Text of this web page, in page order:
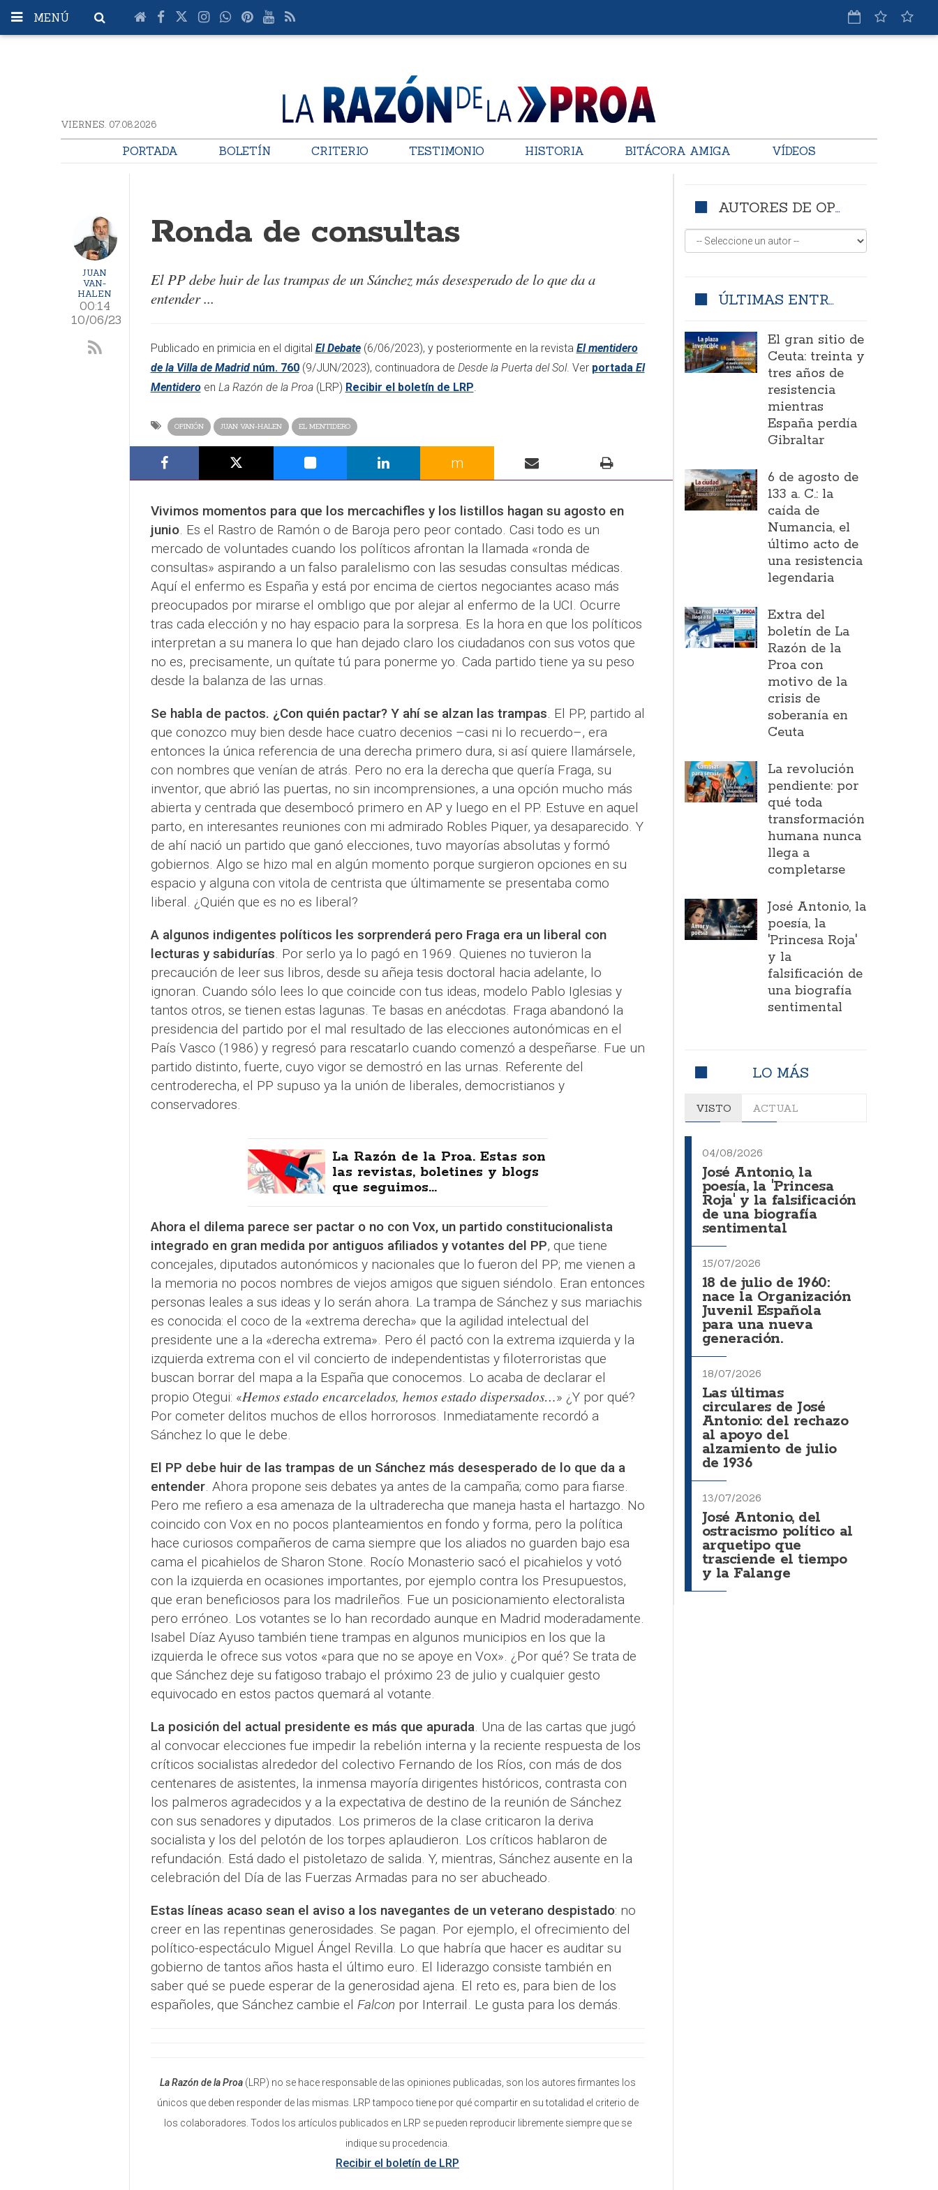
MENÚ
VIERNES. 07.08.2026
PORTADA BOLETÍN CRITERIO TESTIMONIO HISTORIA BITÁCORA AMIGA VÍDEOS
JUAN
VAN-
HALEN
00:14
10/06/23
Ronda de consultas
El PP debe huir de las trampas de un Sánchez más desesperado de lo que da a
entender ...
​​Publicado en primicia en el digital El Debate(6/06/2023), y posteriormente en la revista El mentidero
de la Villa de Madridnúm. 760(9/JUN/2023), continuadora de Desde la Puerta del Sol. Ver portada El
Mentideroen La Razón de la Proa(LRP) Recibir el boletín de LRP.​
OPINIÓN JUAN VAN-HALEN EL MENTIDERO
m
Vivimos momentos para que los mercachifles y los listillos hagan su agosto en
junio. Es el Rastro de Ramón o de Baroja pero peor contado. Casi todo es un
mercado de voluntades cuando los políticos afrontan la llamada «ronda de
consultas» aspirando a un falso paralelismo con las sesudas consultas médicas.
Aquí el enfermo es España y está por encima de ciertos negociantes acaso más
preocupados por mirarse el ombligo que por alejar al enfermo de la UCI. Ocurre
tras cada elección y no hay espacio para la sorpresa. Es la hora en que los políticos
interpretan a su manera lo que han dejado claro los ciudadanos con sus votos que
no es, precisamente, un quítate tú para ponerme yo. Cada partido tiene ya su peso
desde la balanza de las urnas.
Se habla de pactos. ¿Con quién pactar? Y ahí se alzan las trampas. El PP, partido al
que conozco muy bien desde hace cuatro decenios –casi ni lo recuerdo–, era
entonces la única referencia de una derecha primero dura, si así quiere llamársele,
con nombres que venían de atrás. Pero no era la derecha que quería Fraga, su
inventor, que abrió las puertas, no sin incomprensiones, a una opción mucho más
abierta y centrada que desembocó primero en AP y luego en el PP. Estuve en aquel
parto, en interesantes reuniones con mi admirado Robles Piquer, ya desaparecido. Y
de ahí nació un partido que ganó elecciones, tuvo mayorías absolutas y formó
gobiernos. Algo se hizo mal en algún momento porque surgieron opciones en su
espacio y alguna con vitola de centrista que últimamente se presentaba como
liberal. ¿Quién que es no es liberal?
A algunos indigentes políticos les sorprenderá pero Fraga era un liberal con
lecturas y sabidurías. Por serlo ya lo pagó en 1969. Quienes no tuvieron la
precaución de leer sus libros, desde su añeja tesis doctoral hacia adelante, lo
ignoran. Cuando sólo lees lo que coincide con tus ideas, modelo Pablo Iglesias y
tantos otros, se tienen estas lagunas. Te basas en anécdotas. Fraga abandonó la
presidencia del partido por el mal resultado de las elecciones autonómicas en el
País Vasco (1986) y regresó para rescatarlo cuando comenzó a despeñarse. Fue un
partido distinto, fuerte, cuyo vigor se demostró en las urnas. Referente del
centroderecha, el PP supuso ya la unión de liberales, democristianos y
conservadores.
La Razón de la Proa. Estas son
las revistas, boletines y blogs
que seguimos...
Ahora el dilema parece ser pactar o no con Vox, un partido constitucionalista
integrado en gran medida por antiguos afiliados y votantes del PP, que tiene
concejales, diputados autonómicos y nacionales que lo fueron del PP; me vienen a
la memoria no pocos nombres de viejos amigos que siguen siéndolo. Eran entonces
personas leales a sus ideas y lo serán ahora. La trampa de Sánchez y sus mariachis
es conocida: el coco de la «extrema derecha» que la agilidad intelectual del
presidente une a la «derecha extrema». Pero él pactó con la extrema izquierda y la
izquierda extrema con el vil concierto de independentistas y filoterroristas que
buscan borrar del mapa a la España que conocemos. Lo acaba de declarar el
propio Otegui: «Hemos estado encarcelados, hemos estado dispersados…» ¿Y por qué?
Por cometer delitos muchos de ellos horrorosos. Inmediatamente recordó a
Sánchez lo que le debe.
El PP debe huir de las trampas de un Sánchez más desesperado de lo que da a
entender. Ahora propone seis debates ya antes de la campaña; como para fiarse.
Pero me refiero a esa amenaza de la ultraderecha que maneja hasta el hartazgo. No
coincido con Vox en no pocos planteamientos en fondo y forma, pero la política
hace curiosos compañeros de cama siempre que los aliados no guarden bajo esa
cama el picahielos de Sharon Stone. Rocío Monasterio sacó el picahielos y votó
con la izquierda en ocasiones importantes, por ejemplo contra los Presupuestos,
que eran beneficiosos para los madrileños. Fue un posicionamiento electoralista
pero erróneo. Los votantes se lo han recordado aunque en Madrid moderadamente.
Isabel Díaz Ayuso también tiene trampas en algunos municipios en los que la
izquierda le ofrece sus votos «para que no se apoye en Vox». ¿Por qué? Se trata de
que Sánchez deje su fatigoso trabajo el próximo 23 de julio y cualquier gesto
equivocado en estos pactos quemará al votante.
La posición del actual presidente es más que apurada. Una de las cartas que jugó
al convocar elecciones fue impedir la rebelión interna y la reciente respuesta de los
críticos socialistas alrededor del colectivo Fernando de los Ríos, con más de dos
centenares de asistentes, la inmensa mayoría dirigentes históricos, contrasta con
los palmeros agradecidos y a la expectativa de destino de la reunión de Sánchez
con sus senadores y diputados. Los primeros de la clase criticaron la deriva
socialista y los del pelotón de los torpes aplaudieron. Los críticos hablaron de
refundación. Está dado el pistoletazo de salida. Y, mientras, Sánchez ausente en la
celebración del Día de las Fuerzas Armadas para no ser abucheado.
Estas líneas acaso sean el aviso a los navegantes de un veterano despistado: no
creer en las repentinas generosidades. Se pagan. Por ejemplo, el ofrecimiento del
político-espectáculo Miguel Ángel Revilla. Lo que habría que hacer es auditar su
gobierno de tantos años hasta el último euro. El liderazgo consiste también en
saber qué se puede esperar de la generosidad ajena. El reto es, para bien de los
españoles, que Sánchez cambie el Falcon por Interrail. Le gusta para los demás.
La Razón de la Proa(LRP) no se hace responsable de las opiniones publicadas, son los autores firmantes los
únicos que deben responder de las mismas. LRP tampoco tiene por qué compartir en su totalidad el criterio de
los colaboradores. Todos los artículos publicados en LRP se pueden reproducir libremente siempre que se
indique su procedencia.
Recibir el boletín de LRP
AUTORES DE OPINIÓN
ÚLTIMAS ENTRADAS
El gran sitio de
Ceuta: treinta y
tres años de
resistencia
mientras
España perdía
Gibraltar
6 de agosto de
133 a. C.: la
caída de
Numancia, el
último acto de
una resistencia
legendaria
Extra del
boletín de La
Razón de la
Proa con
motivo de la
crisis de
soberanía en
Ceuta
La revolución
pendiente: por
qué toda
transformación
humana nunca
llega a
completarse
José Antonio, la
poesía, la
'Princesa Roja'
y la
falsificación de
una biografía
sentimental
LO MÁS
VISTO ACTUAL
04/08/2026
José Antonio, la
poesía, la 'Princesa
Roja' y la falsificación
de una biografía
sentimental
15/07/2026
18 de julio de 1960:
nace la Organización
Juvenil Española
para una nueva
generación.
18/07/2026
Las últimas
circulares de José
Antonio: del rechazo
al apoyo del
alzamiento de julio
de 1936
13/07/2026
José Antonio, del
ostracismo político al
arquetipo que
trasciende el tiempo
y la Falange